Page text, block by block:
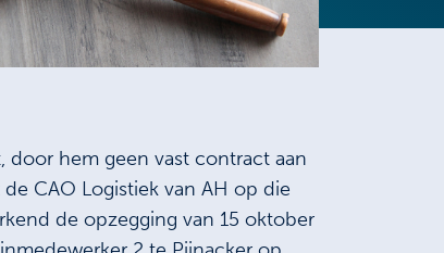
door hem geen vast contract aan
CAO Logistiek van AH op die
de opzegging van 15 oktober